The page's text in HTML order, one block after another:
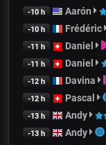
-10 h Aarón
-10 h Frédéric
-11 h Daniel
-11 h Daniel
-12 h Davina
-12 h Pascal
-13 h Andy
-13 h Andy